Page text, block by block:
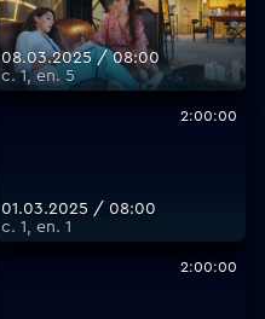
08.03.2025 / 08:00
с. 1, еп. 5
2:00:00
01.03.2025 / 08:00
с. 1, еп. 1
2:00:00